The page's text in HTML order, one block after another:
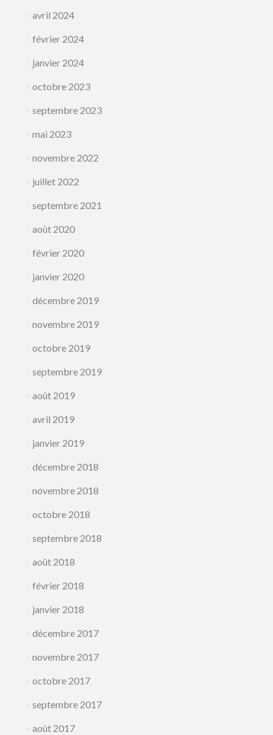
avril 2024
février 2024
janvier 2024
octobre 2023
septembre 2023
mai 2023
novembre 2022
juillet 2022
septembre 2021
août 2020
février 2020
janvier 2020
décembre 2019
novembre 2019
octobre 2019
septembre 2019
août 2019
avril 2019
janvier 2019
décembre 2018
novembre 2018
octobre 2018
septembre 2018
août 2018
février 2018
janvier 2018
décembre 2017
novembre 2017
octobre 2017
septembre 2017
août 2017